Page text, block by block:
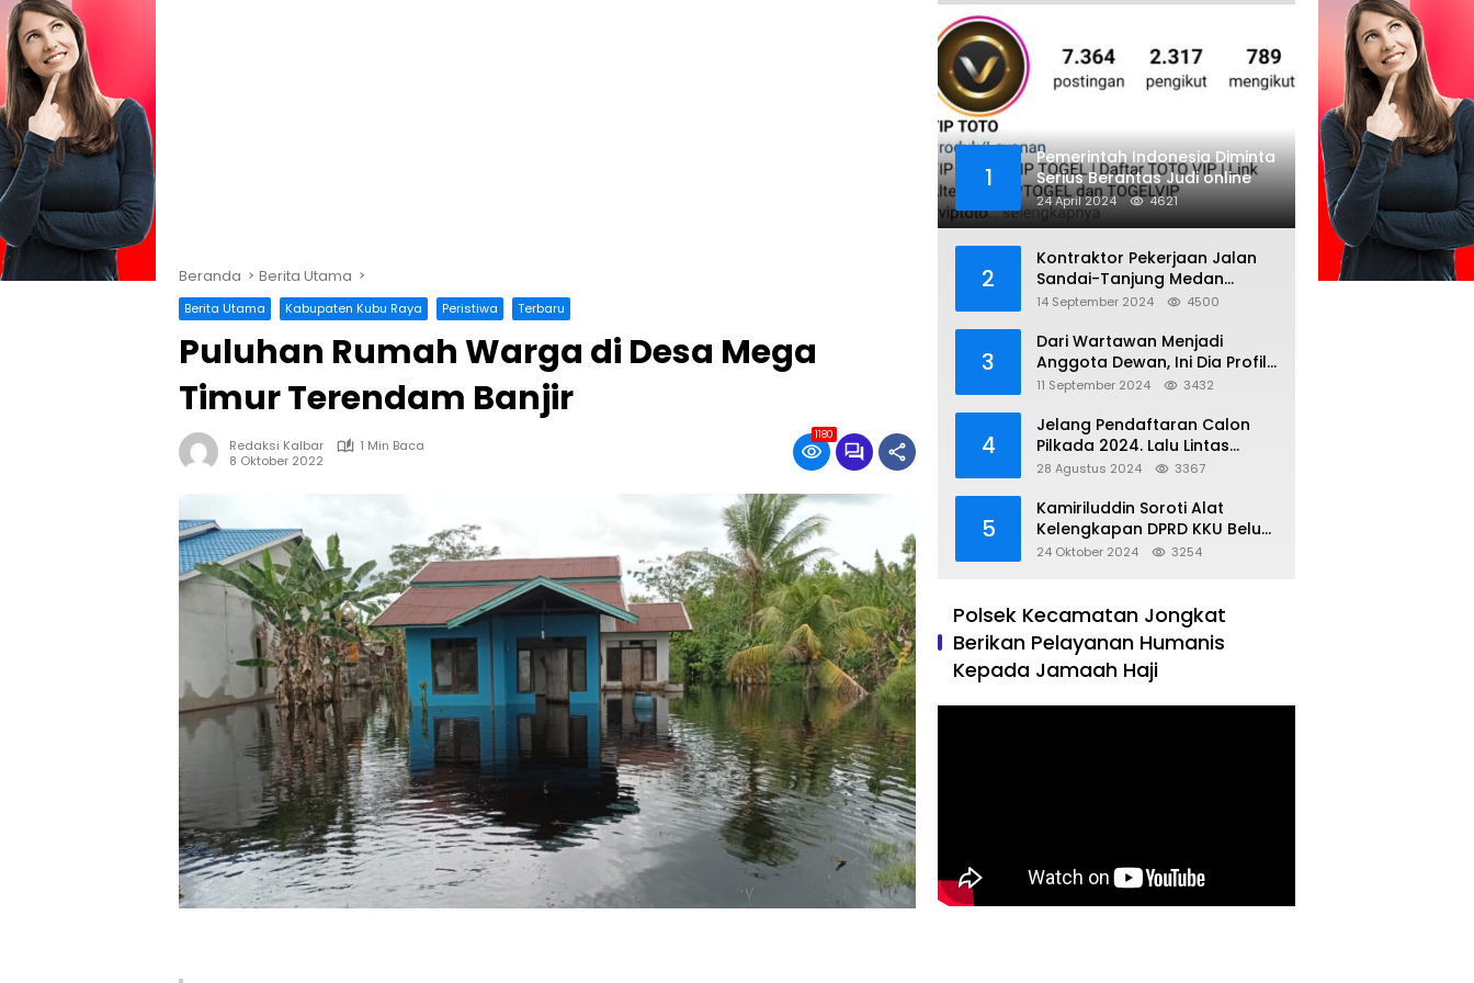
Beranda Berita Utama
Berita Utama Kabupaten Kubu Raya Peristiwa Terbaru
Puluhan Rumah Warga di Desa Mega
Timur Terendam Banjir
Redaksi Kalbar
1 Min Baca
8 Oktober 2022
1180
1
Pemerintah Indonesia Diminta
Serius Berantas Judi online
24 April 2024 4621
2
Kontraktor Pekerjaan Jalan
Sandai-Tanjung Medan
diduga Menggunakan Matrial
14 September 2024 4500
3
Dari Wartawan Menjadi
Anggota Dewan, Ini Dia Profil
Kamiriludin Anggota DPRD
11 September 2024 3432
4
Jelang Pendaftaran Calon
Pilkada 2024. Lalu Lintas
Kayong Utara Aman dan
28 Agustus 2024 3367
5
Kamiriluddin Soroti Alat
Kelengkapan DPRD KKU Belum
Terbentuk
24 Oktober 2024 3254
Polsek Kecamatan Jongkat
Berikan Pelayanan Humanis
Kepada Jamaah Haji